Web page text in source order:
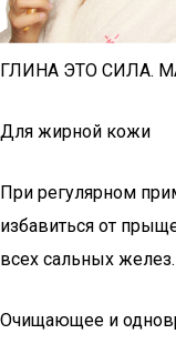
ГЛИНА ЭТО СИЛА.
Для жирной кожи
При регулярном
избавиться от
всех сальных желез.
Очищающее и